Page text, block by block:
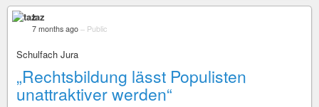
taz
7 months ago – Public
Schulfach Jura
„Rechtsbildung lässt Po­pu­lis­ten
unattraktiver werden“